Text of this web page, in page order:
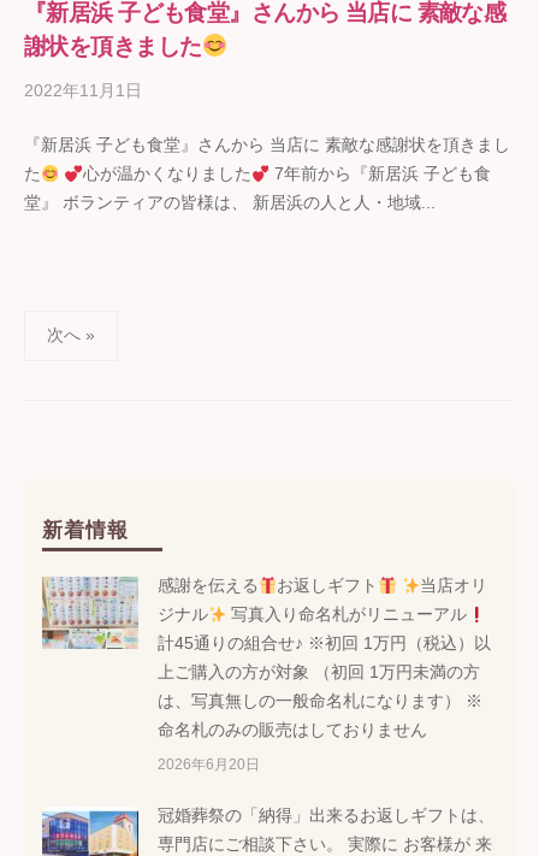
『新居浜 子ども食堂』さんから 当店に 素敵な感
謝状を頂きました
2022年11月1日
ギ
フ
ト
『新居浜 子ども食堂』さんから 当店に 素敵な感謝状を頂きまし
た
心が温かくなりました
7年前から『新居浜 子ども食
堂』 ボランティアの皆様は、 新居浜の人と人・地域...
投
ー
ジ
送
次へ »
新着情報
感謝を伝える お返しギフト
当店オリ
ジナル
写真入り命名札がリニューアル
計45通りの組合せ♪ ※初回 1万円（税込）以
上ご購入の方が対象 （初回 1万円未満の方
は、写真無しの一般命名札になります） ※
命名札のみの販売はしておりません
2026年6月20日
冠婚葬祭の「納得」出来るお返しギフトは、
専門店にご相談下さい。 実際に お客様が 来